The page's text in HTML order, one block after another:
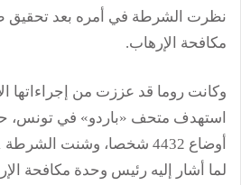
نظرت الشرطة في أمره بعد تحقيق
مكافحة الإرهاب.
وكانت روما قد عززت من إجراءاتها
استهدف متحف «باردو» في تونس،
لما أشار إليه رئيس وحدة مكافحة